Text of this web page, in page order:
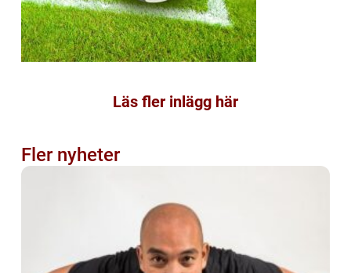
Läs fler inlägg här
Fler nyheter